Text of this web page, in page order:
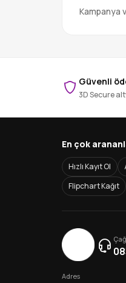
Kampanya
Güvenli
3D Secure
En çok
Hızlı Kayıt Ol
Flipchart Kağıt
Adres